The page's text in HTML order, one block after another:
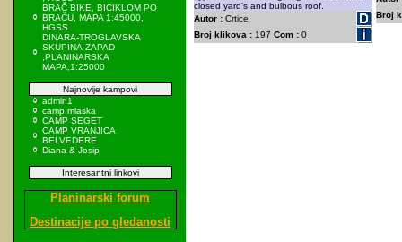
BRAČ BIKE, BICIKLOM PO
BRAČU, MAPA 1:45000,
HGSS
DINARA-TROGLAVSKA
SKUPINA-ZAPAD
,PLANINARSKA
MAPA,1:25000
Najnovije kampovi
admin1
camp mlaska
CAMP SEGET
CAMP VRANJICA
BELVEDERE
Diana & Josip
Interesantni linkovi
Planinarski forum
Destinacije po gledanosti
closed yard's and bulbous roof.
Autor : Crtice
Broj klikova : 197 Com : 0
Broj